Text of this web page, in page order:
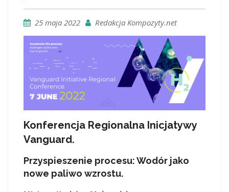
25 maja 2022 Redakcja Kompozyty.net
Konferencja Regionalna Inicjatywy
Vanguard.
Przyspieszenie procesu: Wodór jako
nowe paliwo wzrostu.